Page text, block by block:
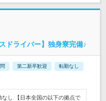
ドライバー】独身寮完備♪
第二新卒歓迎 転勤なし
し 【日本全国の以下の拠点で